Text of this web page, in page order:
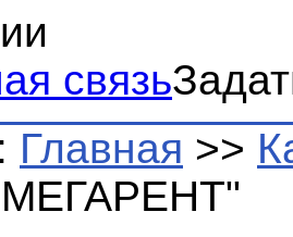
связь
Главная >>